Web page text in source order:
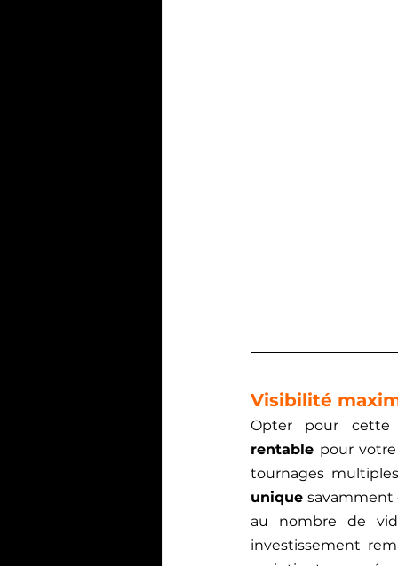
Visibilité
Opter pour cette
rentable pour
tournages
unique savamment
au nombre de
investissement